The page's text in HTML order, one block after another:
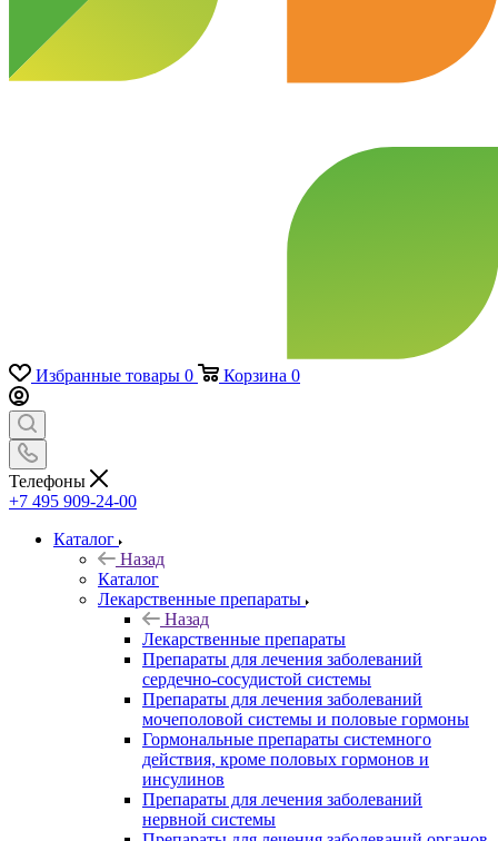
Избранные товары 0 Корзина 0
Телефоны
+7 495 909-24-00
Каталог
Назад
Каталог
Лекарственные препараты
Назад
Лекарственные препараты
Препараты для лечения заболеваний
сердечно-сосудистой системы
Препараты для лечения заболеваний
мочеполовой системы и половые гормоны
Гормональные препараты системного
действия, кроме половых гормонов и
инсулинов
Препараты для лечения заболеваний
нервной системы